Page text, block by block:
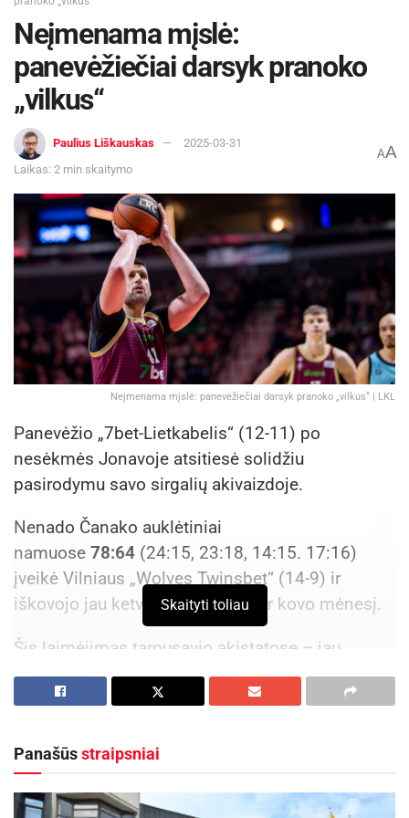
Neįmenama mįslė:
panevėžiečiai darsyk pranoko
„vilkus“
Paulius Liškauskas
2025-03-31
Laikas: 2 min skaitymo
AA
Neįmenama mįslė: panevėžiečiai darsyk pranoko „vilkus“ | LKL
Panevėžio „7bet-Lietkabelis“ (12-11) po
nesėkmės Jonavoje atsitiesė solidžiu
pasirodymu savo sirgalių akivaizdoje.
Nenado Čanako auklėtiniai
namuose 78:64 (24:15, 23:18, 14:15. 17:16)
įveikė Vilniaus „Wolves Twinsbet“ (14-9) ir
iškovojo jau ketvirtąją pergalę per kovo mėnesį.
Šis laimėjimas tarpusavio akistatose – jau
ketvirtasis iš tiek pat galimų panevėžiečiams.
Oponentus iš sostinės jie įveikė ir
KMT mažajame finale.
Negana to, kurį laiką tvirtai trečiąją vietą
Skaityti toliau
Panašūsstraipsniai